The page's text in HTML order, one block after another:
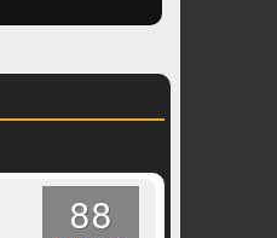
88